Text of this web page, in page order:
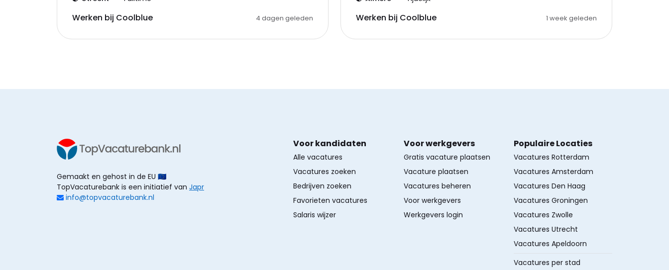
Werken bij Coolblue 4 dagen geleden Werken bij Coolblue 1 week geleden
Gemaakt en gehost in de EU 🇪🇺
TopVacaturebank is een initiatief van Japr
info@topvacaturebank.nl
Voor kandidaten
Alle vacatures
Vacatures zoeken
Bedrijven zoeken
Favorieten vacatures
Salaris wijzer
Voor werkgevers
Gratis vacature plaatsen
Vacature plaatsen
Vacatures beheren
Voor werkgevers
Werkgevers login
Populaire Locaties
Vacatures Rotterdam
Vacatures Amsterdam
Vacatures Den Haag
Vacatures Groningen
Vacatures Zwolle
Vacatures Utrecht
Vacatures Apeldoorn
Vacatures per stad